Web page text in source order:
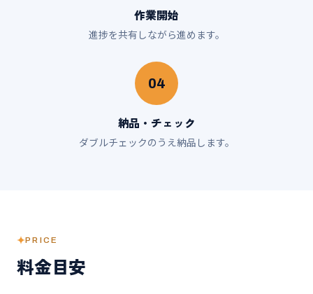
作業開始
進捗を共有しながら進めます。
04
納品・チェック
ダブルチェックのうえ納品します。
PRICE
料金目安